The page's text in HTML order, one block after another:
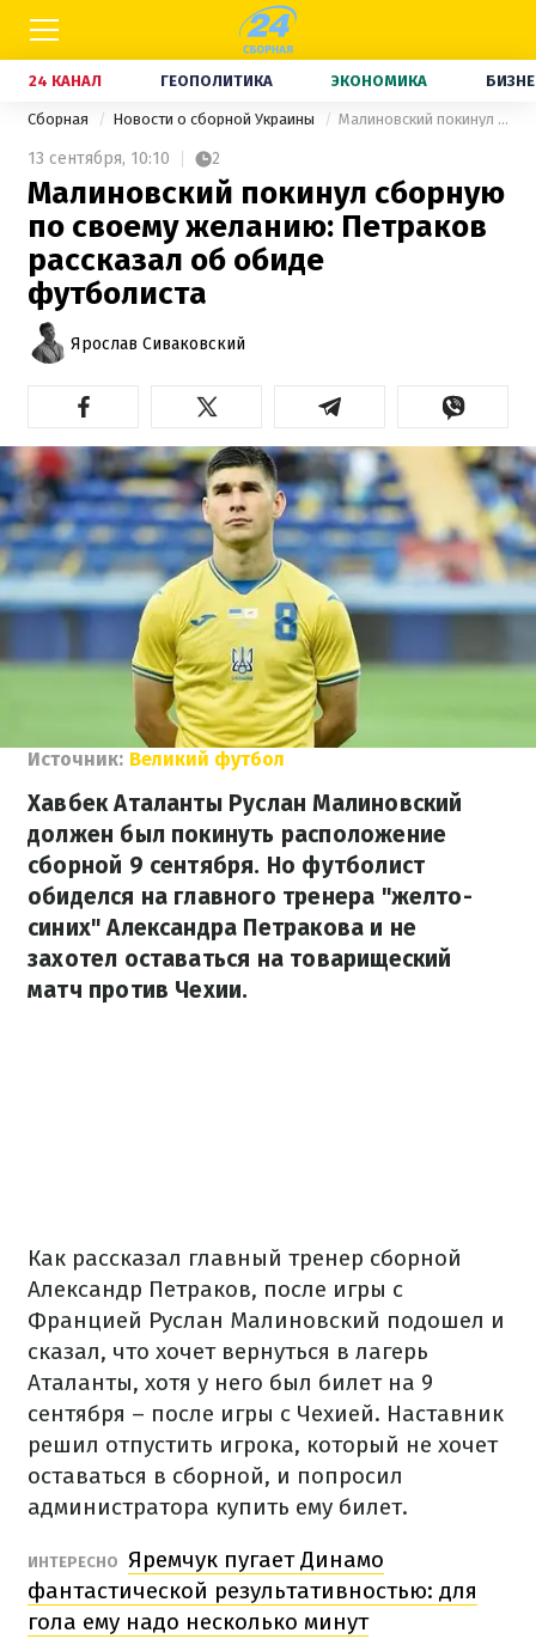
24 КАНАЛ ГЕОПОЛИТИКА ЭКОНОМИКА
Сборная Новости о сборной Украины Малиновский покинул сборную по своему желанию: Петраков рассказал об обиде футболиста
13 сентября, 10:10 2
Малиновский покинул сборную
по своему желанию: Петраков
рассказал об обиде
футболиста
Ярослав Сиваковский
Источник: Великий футбол
Хавбек Аталанты Руслан Малиновский
должен был покинуть расположение
сборной 9 сентября. Но футболист
обиделся на главного тренера "желто-
синих" Александра Петракова и не
захотел оставаться на товарищеский
матч против Чехии.
Как рассказал главный тренер сборной
Александр Петраков, после игры с
Францией Руслан Малиновский подошел и
сказал, что хочет вернуться в лагерь
Аталанты, хотя у него был билет на 9
сентября – после игры с Чехией. Наставник
решил отпустить игрока, который не хочет
оставаться в сборной, и попросил
администратора купить ему билет.
ИНТЕРЕСНО Яремчук пугает Динамо
фантастической результативностью: для
гола ему надо несколько минут